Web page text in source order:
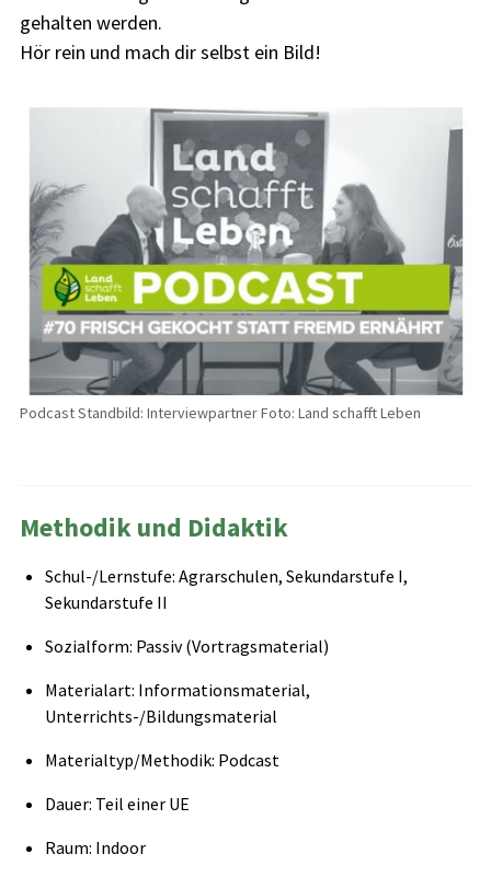
gehalten werden.
Hör rein und mach dir selbst ein Bild!
Podcast Standbild: Interviewpartner Foto: Land schafft Leben
Methodik und Didaktik
Schul-/Lernstufe: Agrarschulen, Sekundarstufe I,
Sekundarstufe II
Sozialform: Passiv (Vortragsmaterial)
Materialart: Informationsmaterial,
Unterrichts-/Bildungsmaterial
Materialtyp/Methodik: Podcast
Dauer: Teil einer UE
Raum: Indoor